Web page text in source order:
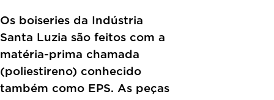
Os boiseries da Indústria
Santa Luzia são feitos com a
matéria-prima chamada
(poliestireno) conhecido
também como EPS. As peças